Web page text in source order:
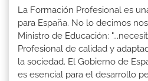
La Formación Profesional es
para España. No lo decimos
Ministro de Educación:
Profesional de calidad y
la sociedad. El Gobierno de
es esencial para el desarrollo